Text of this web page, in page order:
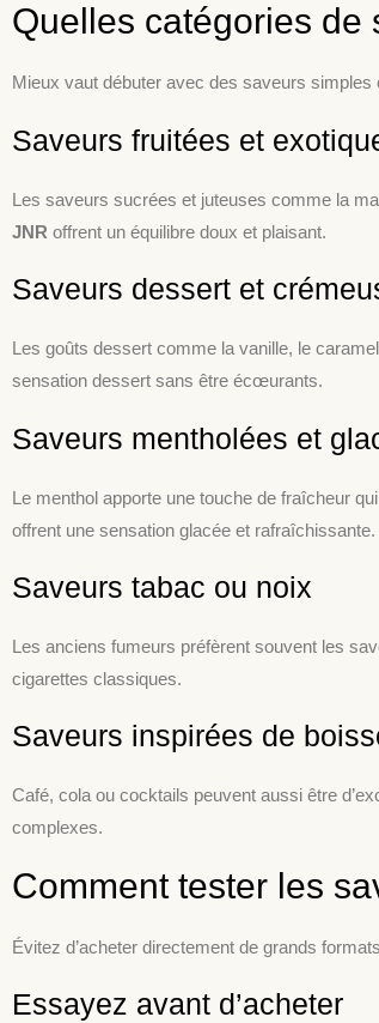
Quelles catégories de
Mieux vaut débuter avec des saveurs
Saveurs fruitées et
Les saveurs sucrées et juteuses comme la
JNR offrent un équilibre doux et plaisant.
Saveurs dessert et
Les goûts dessert comme la vanille, le
sensation dessert sans être écœurants.
Saveurs mentholées et
Le menthol apporte une touche de fraîcheur
offrent une sensation glacée et rafraîchissante.
Saveurs tabac ou noix
Les anciens fumeurs préfèrent souvent les
cigarettes classiques.
Saveurs inspirées de
Café, cola ou cocktails peuvent aussi être
complexes.
Comment tester les
Évitez d’acheter directement de grands
Essayez avant d’acheter